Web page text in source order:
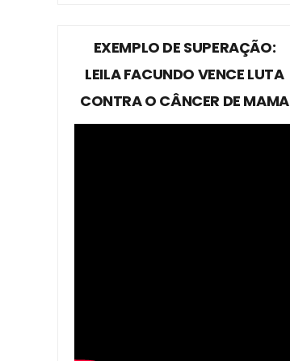
EXEMPLO DE SUPERAÇÃO:
LEILA FACUNDO VENCE LUTA
CONTRA O CÂNCER DE MAMA